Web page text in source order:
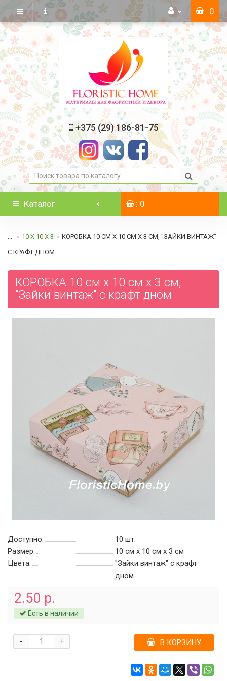
: 0
+375 (29) 186-81-75
Каталог : 0
... 10 Х 10 Х 3 КОРОБКА 10 СМ Х 10 СМ Х 3 СМ, "ЗАЙКИ ВИНТАЖ"
C КРАФТ ДНОМ
КОРОБКА 10 см х 10 см х 3 см,
"Зайки винтаж" c крафт дном
Доступно: 10 шт.
Размер:
10 см х 10 см х 3 см
Цвета:
"Зайки винтаж" c крафт
дном
2.50 р.
Есть в наличии
+
- В КОРЗИНУ